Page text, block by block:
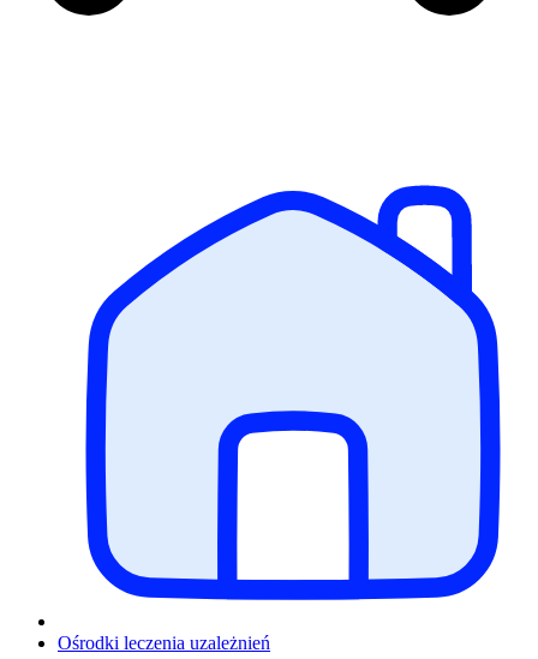
Ośrodki leczenia uzależnień